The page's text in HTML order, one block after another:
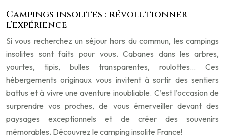
Campings insolites : révolutionner
l’expérience
Si vous recherchez un séjour hors du commun, les campings
insolites sont faits pour vous. Cabanes dans les arbres,
yourtes, tipis, bulles transparentes, roulottes… Ces
hébergements originaux vous invitent à sortir des sentiers
battus et à vivre une aventure inoubliable. C’est l’occasion de
surprendre vos proches, de vous émerveiller devant des
paysages exceptionnels et de créer des souvenirs
mémorables. Découvrez le camping insolite France!